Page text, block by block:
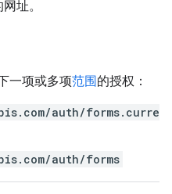
址。
一项或多项范围的授权：
auth/forms.curre
auth/forms